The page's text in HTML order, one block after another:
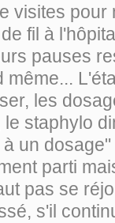
visites pour
fil à
pauses
même...
les
le staphylo
un
parti
pas se
s'il